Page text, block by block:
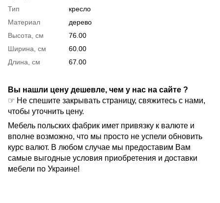
Тип
кресло
Материал
дерево
Высота, см
76.00
Ширина, см
60.00
Длина, см
67.00
Вы нашли цену дешевле, чем у нас на сайте ?
☞ Не спешите закрывать страницу, свяжитесь с нами,
чтобы уточнить цену.
Мебель польских фабрик имет привязку к валюте и
вполне возможно, что мы просто не успели обновить
курс валют. В любом случае мы предоставим Вам
самые выгодные условия приобретения и доставки
мебели по Украине!